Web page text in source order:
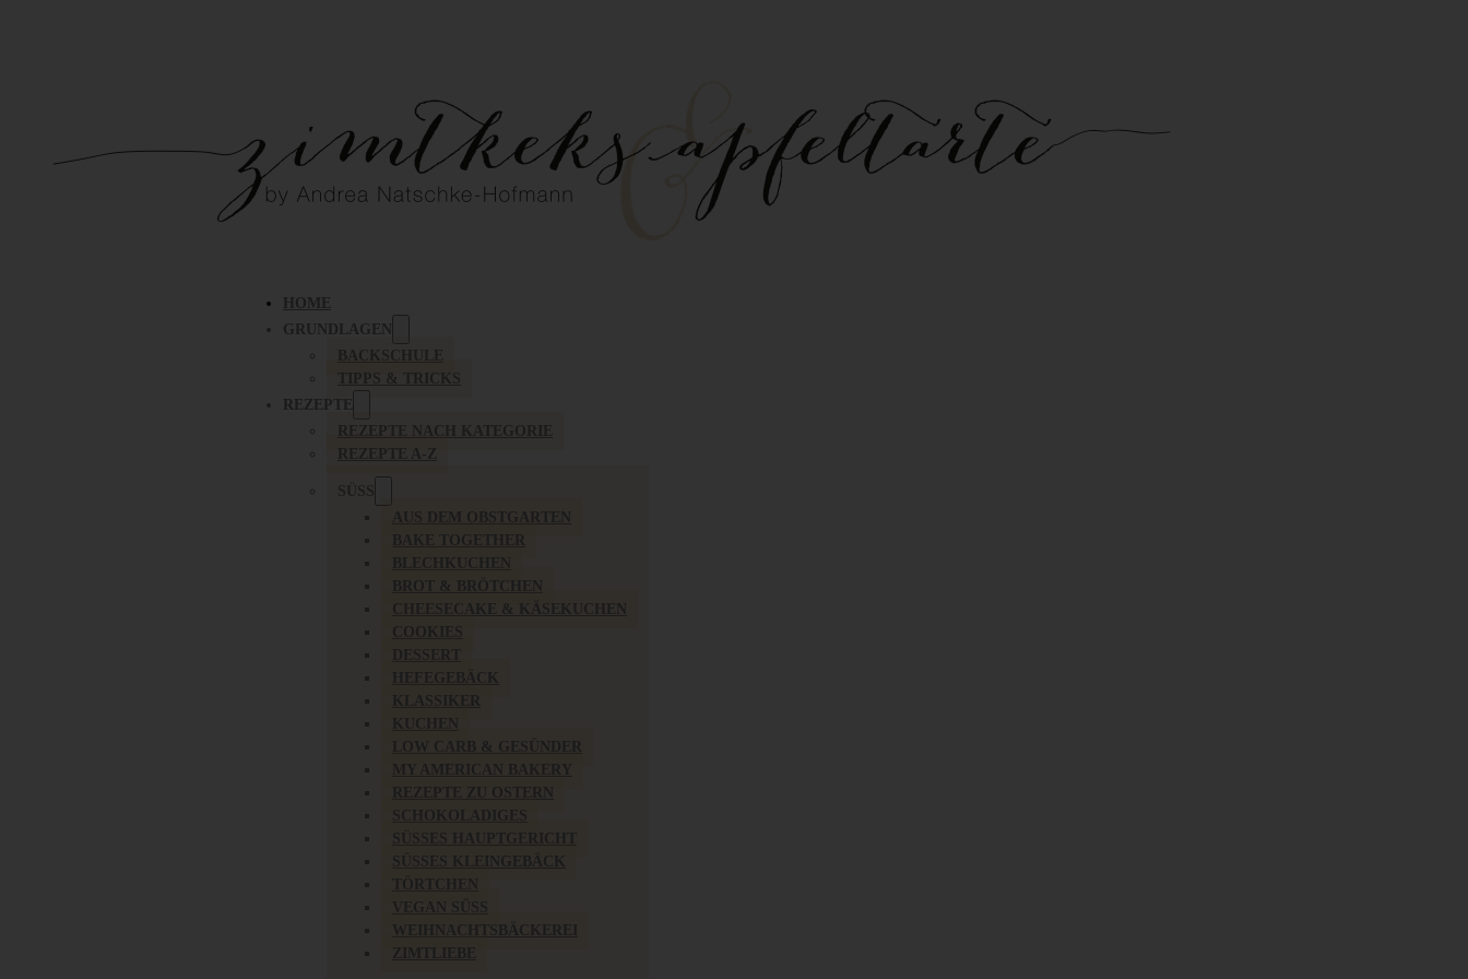
HOME
GRUNDLAGEN
BACKSCHULE
TIPPS & TRICKS
REZEPTE
REZEPTE NACH KATEGORIE
REZEPTE A-Z
SÜSS